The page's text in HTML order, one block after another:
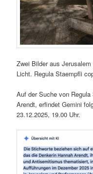
Zwei Bilder aus
Licht. Regula Staempfli
Auf der Suche von
Arendt, erfindet Gemini
23.12.2025, 19.00 Uhr.